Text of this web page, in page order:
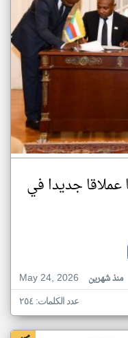
جديدا في
May 24, 2026
منذ شهرين
عدد الكلمات: ٢٥٤